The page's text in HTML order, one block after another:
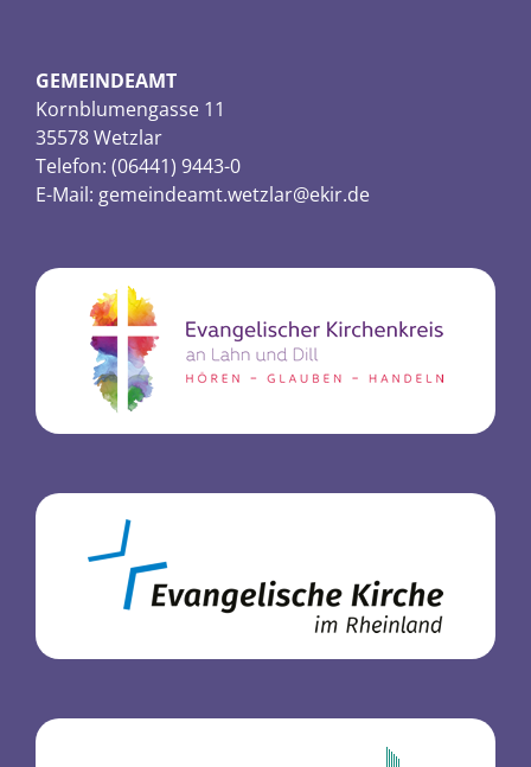
GEMEINDEAMT
Kornblumengasse 11
35578 Wetzlar
Telefon: (06441) 9443-0
E-Mail: gemeindeamt.wetzlar@ekir.de